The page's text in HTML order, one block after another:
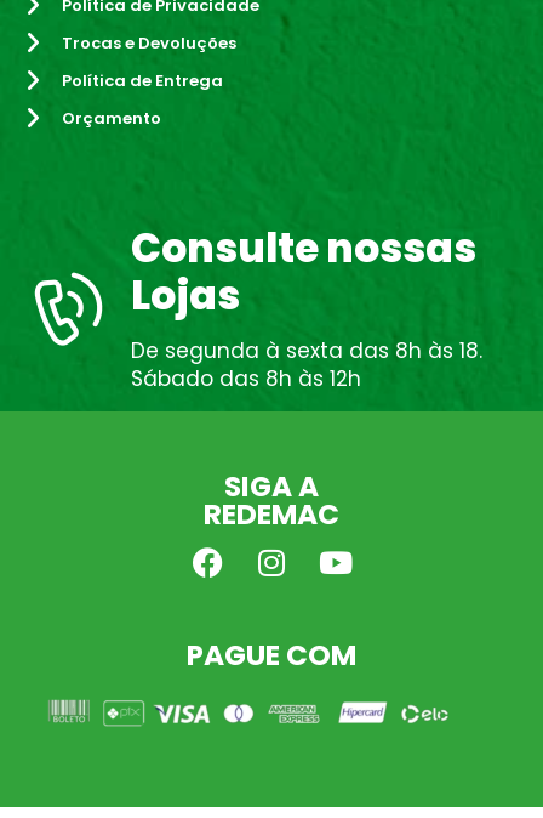
Política de Privacidade
Trocas e Devoluções
Política de Entrega
Orçamento
Consulte nossas
Lojas
De segunda à sexta das 8h às 18.
Sábado das 8h às 12h
SIGA A
REDEMAC
PAGUE COM